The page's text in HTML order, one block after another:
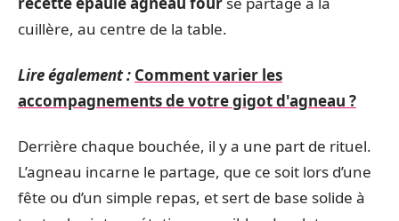
cuillère, au centre de la table.
Lire également : Comment varier les
accompagnements de votre gigot d'agneau ?
Derrière chaque bouchée, il y a une part de rituel.
L’agneau incarne le partage, que ce soit lors d’une
fête ou d’un simple repas, et sert de base solide à